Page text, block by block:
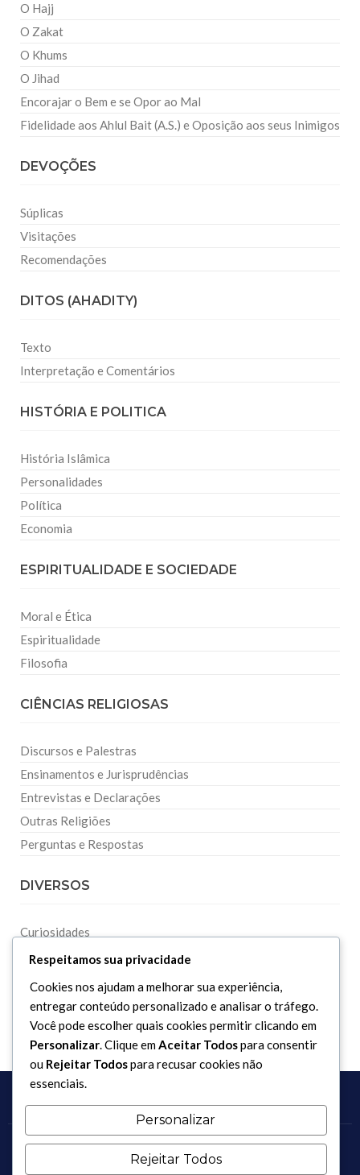
O Hajj
O Zakat
O Khums
O Jihad
Encorajar o Bem e se Opor ao Mal
Fidelidade aos Ahlul Bait (A.S.) e Oposição aos seus Inimigos
DEVOÇÕES
Súplicas
Visitações
Recomendações
DITOS (AHADITY)
Texto
Interpretação e Comentários
HISTÓRIA E POLITICA
História Islâmica
Personalidades
Política
Economia
ESPIRITUALIDADE E SOCIEDADE
Moral e Ética
Espiritualidade
Filosofia
CIÊNCIAS RELIGIOSAS
Discursos e Palestras
Ensinamentos e Jurisprudências
Entrevistas e Declarações
Outras Religiões
Perguntas e Respostas
DIVERSOS
Curiosidades
Dicionário Islâmico
Copyright 2017 - 2026 / Todos os direitos reservados.
Respeitamos sua privacidade
Cookies nos ajudam a melhorar sua experiência,
entregar conteúdo personalizado e analisar o tráfego.
Você pode escolher quais cookies permitir clicando em
Personalizar. Clique emAceitar Todospara consentir
ou Rejeitar Todospara recusar cookies não
essenciais.
Personalizar
Rejeitar Todos